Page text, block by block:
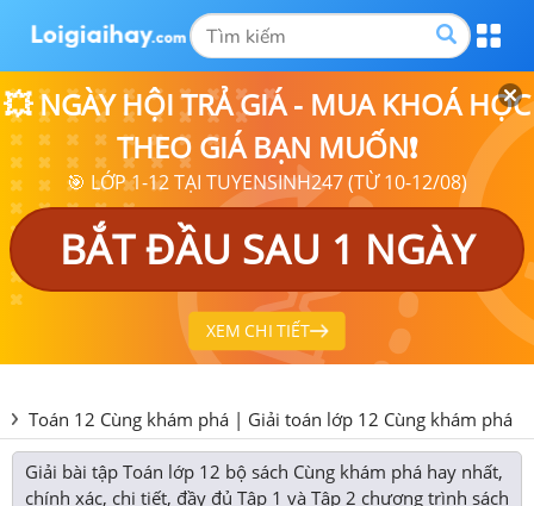
💥 NGÀY HỘI TRẢ GIÁ - MUA KHOÁ HỌC
THEO GIÁ BẠN MUỐN❗
🎯 LỚP 1-12 TẠI TUYENSINH247 (TỪ 10-12/08)
BẮT ĐẦU SAU 1 NGÀY
XEM CHI TIẾT
Toán 12 Cùng khám phá | Giải toán lớp 12 Cùng khám phá
Giải bài tập Toán lớp 12 bộ sách Cùng khám phá hay nhất,
chính xác, chi tiết, đầy đủ Tập 1 và Tập 2 chương trình sách